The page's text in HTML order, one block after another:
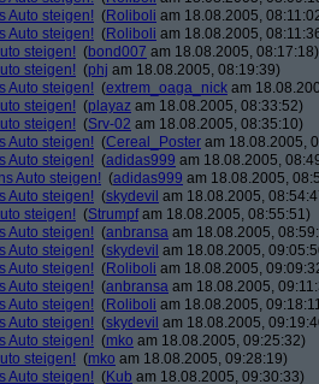
Auto steigen! (Roliboli am 18.08.2005,
Auto steigen! (Roliboli am 18.08.2005,
steigen! (bond007 am 18.08.2005, 08:17:18)
steigen! (phj am 18.08.2005, 08:19:39)
Auto steigen! (extrem_oaga_nick am
steigen! (playaz am 18.08.2005, 08:33:52)
steigen! (Srv-02 am 18.08.2005, 08:35:10)
Auto steigen! (Cereal_Poster am 18.08.2005,
Auto steigen! (adidas999 am 18.08.2005,
Auto steigen! (adidas999 am 18.08.2005,
Auto steigen! (skydevil am 18.08.2005,
steigen! (Strumpfam 18.08.2005, 08:55:51)
Auto steigen! (anbransa am 18.08.2005,
Auto steigen! (skydevil am 18.08.2005,
Auto steigen! (Roliboli am 18.08.2005,
Auto steigen! (anbransa am 18.08.2005,
Auto steigen! (Roliboli am 18.08.2005,
Auto steigen! (skydevil am 18.08.2005,
Auto steigen! (mko am 18.08.2005, 09:25:32)
steigen! (mko am 18.08.2005, 09:28:19)
Auto steigen! (Kub am 18.08.2005, 09:30:33)